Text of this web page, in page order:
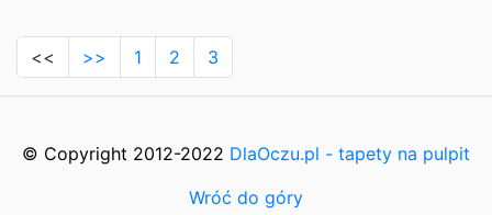
<< >> 1 2 3
© Copyright 2012-2022 DlaOczu.pl - tapety na pulpit
Wróć do góry